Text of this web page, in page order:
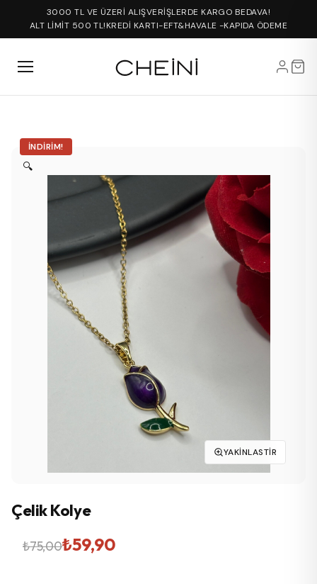
3000 TL VE ÜZERİ ALIŞVERİŞLERDE KARGO BEDAVA!
ALT LİMİT 500 TL!KREDİ KARTI-EFT&HAVALE -KAPIDA ÖDEME
İNDIRIM!
🔍
YAKINLASTIR
Çelik Kolye
₺75,00
Orijinal
₺59,90
Şu